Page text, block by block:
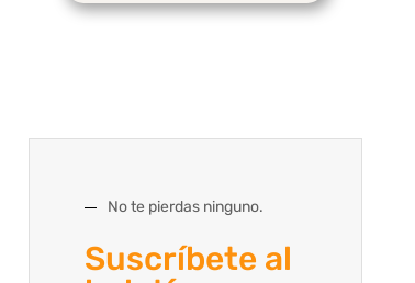
No te pierdas ninguno.
Suscríbete al